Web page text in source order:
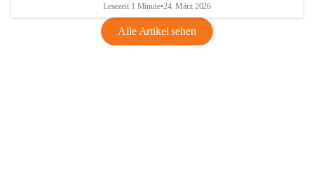
Lesezeit 1 Minute•24. März 2026
Alle Artikel sehen